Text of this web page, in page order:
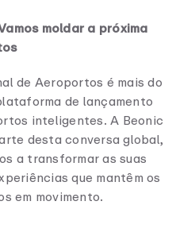
moldar a próxima
de Aeroportos é mais do
de lançamento
inteligentes. A Beonic
desta conversa global,
a transformar as suas
que mantêm os
em movimento.